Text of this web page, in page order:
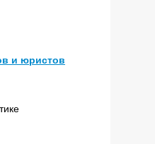
и юристов